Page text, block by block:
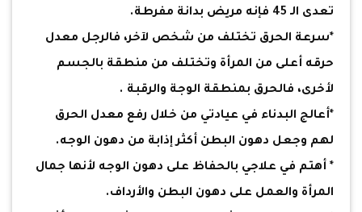
تعدى الـ 45 فإنه مريض بدانة مفرطة.
*سرعة الحرق تختلف من شخص لآخر، فالرجل معدل
حرقه أعلى من المرأة وتختلف من منطقة بالجسم
لأخرى، فالحرق بمنطقة الوجة والرقبة .
*أعالج البدناء في عيادتي من خلال رفع معدل الحرق
لهم وجعل دهون البطن أكثر إذابة من دهون الوجه.
* أهتم في علاجي بالحفاظ على دهون الوجه لأنها جمال
المرأة والعمل على دهون البطن والأرداف.